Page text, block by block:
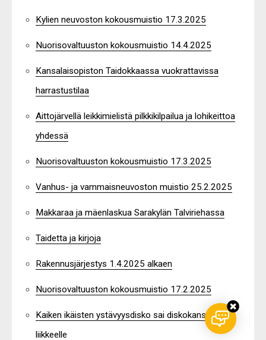
Kylien neuvoston kokousmuistio 17.3.2025
Nuorisovaltuuston kokousmuistio 14.4.2025
Kansalaisopiston Taidokkaassa vuokrattavissa
harrastustilaa
Aittojärvellä leikkimielistä pilkkikilpailua ja lohikeittoa
yhdessä
Nuorisovaltuuston kokousmuistio 17.3.2025
Vanhus- ja vammaisneuvoston muistio 25.2.2025
Makkaraa ja mäenlaskua Sarakylän Talviriehassa
Taidetta ja kirjoja
Rakennusjärjestys 1.4.2025 alkaen
Nuorisovaltuuston kokousmuistio 17.2.2025
Kaiken ikäisten ystävyysdisko sai diskokansan
liikkeelle